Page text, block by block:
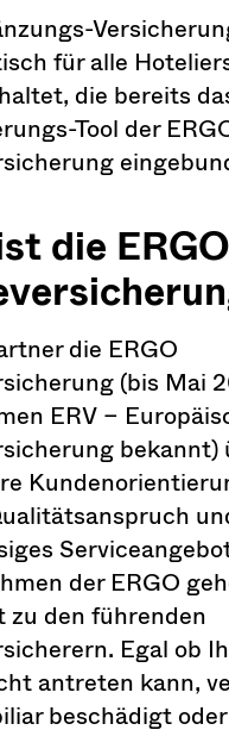
für alle
die bereits
Tool der
die ERGO
die ERGO
(bis Mai
ERV –
der ERGO
den führenden
Egal ob
antreten kann,
beschädigt